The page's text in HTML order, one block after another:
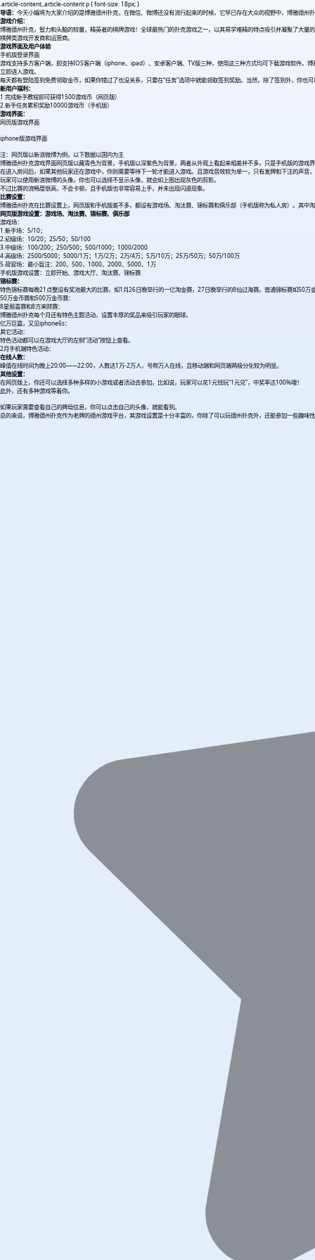
.article-content,.article-content p { font-size: 18px; }
导语： 今天小编将为大家介绍的是博雅德州扑克，在微信、微博还没有流行起来的时候，它早已存在大众的视野中，博雅德州
游戏介绍：
博雅德州扑克，智力和头脑的较量，精英者的棋牌游戏！全球最热门的扑克游戏之一，以其易学难精的特点吸引并凝聚了大
棋牌类游戏开发商和运营商。
游戏界面及用户体验
手机版登录界面
游戏支持多方客户端，即支持IOS客户端（iphone、ipad）、安卓客户端、TV版三种，使用这三种方式均可下载游戏软件。
立即进入游戏。
每天都有登陆签到免费领取金币，如果你错过了也没关系，只要在“任务”选项中就能领取签到奖励。当然，除了签到外，你也
新用户福利：
1.完成新手教程即可获得1500游戏币（网页版）
2.新手任务累积奖励10000游戏币（手机版）
游戏界面：
网页版游戏界面
iphone版游戏界面
注：网页版以新浪微博为例，以下数据以国内为主
博雅德州扑克游戏界面网页版以藏青色为背景，手机版以深紫色为背景，两者从外观上看起来相差并不多，只是手机版的游
在进入房间后，如果其他玩家还在游戏中，你则需要等待下一轮才能进入游戏。且游戏音效较为单一，只有发牌和下注的声
玩家可以使用新浪微博的头像，你也可以选择不显示头像，就会如上图出现灰色的剪影。
不过比赛的流畅度很高，不会卡顿，且手机版也非常容易上手，并未出现闪退现象。
比赛设置：
博雅德州扑克在比赛设置上，网页版和手机版差不多，都设有游戏场、淘汰赛、锦标赛和俱乐部（手机版称为私人房）。其
网页版游戏设置：游戏场、淘汰赛、锦标赛、俱乐部
游戏场：
1.新手场：5/10；
2.初级场：10/20；25/50；50/100
3.中级场：100/200；250/500；500/1000；1000/2000
4.高级场：2500/5000；5000/1万；1万/2万；2万/4万；5万/10万；25万/50万；50万/100万
5.荷官场：最小盲注：200、500、1000、2000、5000、1万
手机版游戏设置：立即开始、游戏大厅、淘汰赛、锦标赛
锦标赛：
特色锦标赛每晚21点整设有奖池最大的比赛，如1月26日晚举行的一亿淘金赛，27日晚举行的8仙过海赛。普通锦标赛如50
50万金币赛和500万金币赛：
8星报喜赛和8方来财赛：
博雅德州扑克每个月还有特色主题活动，设置丰厚的奖品来吸引玩家的眼球。
亿万巨震，又见iphone6s：
其它活动：
特色活动都可以在游戏大厅的左侧“活动”按钮上查看。
2月手机端特色活动：
在线人数：
峰值在线时间为晚上20:00——22:00，人数达1万-2万人，号称万人在线，且移动端和网页端两极分化较为明显。
其他设置：
在网页版上，你还可以选择多种多样的小游戏或者活动去参加，比如说，玩家可以花1元钱玩“1元兑”，中奖率达100%哦！
此外，还有多种游戏等着你。
如果玩家需要查看自己的牌局信息，你可以点击自己的头像，就能看到。
总的来说，博雅德州扑克作为老牌的德州游戏平台，其游戏设置是十分丰富的，你除了可以玩德州扑克外，还能参加一些趣